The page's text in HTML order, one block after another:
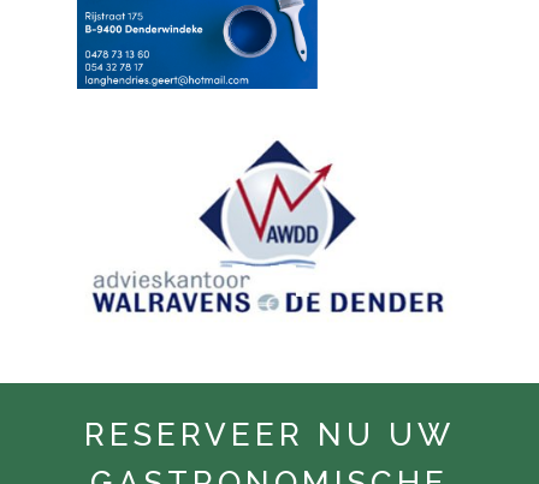
RESERVEER NU UW